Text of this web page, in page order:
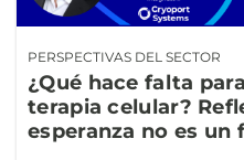
PERSPECTIVAS DEL SECTOR
¿Qué hace falta
terapia celular?
esperanza no es